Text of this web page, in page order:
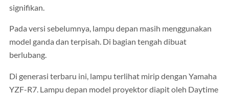
signifikan.
Pada versi sebelumnya, lampu depan masih menggunakan
model ganda dan terpisah. Di bagian tengah dibuat
berlubang.
Di generasi terbaru ini, lampu terlihat mirip dengan Yamaha
YZF-R7. Lampu depan model proyektor diapit oleh Daytime